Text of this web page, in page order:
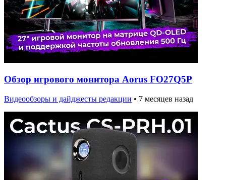
Обзор игрового монитора Aorus FO27Q5P
Видеообзоры и дайджесты редакции • 7 месяцев назад